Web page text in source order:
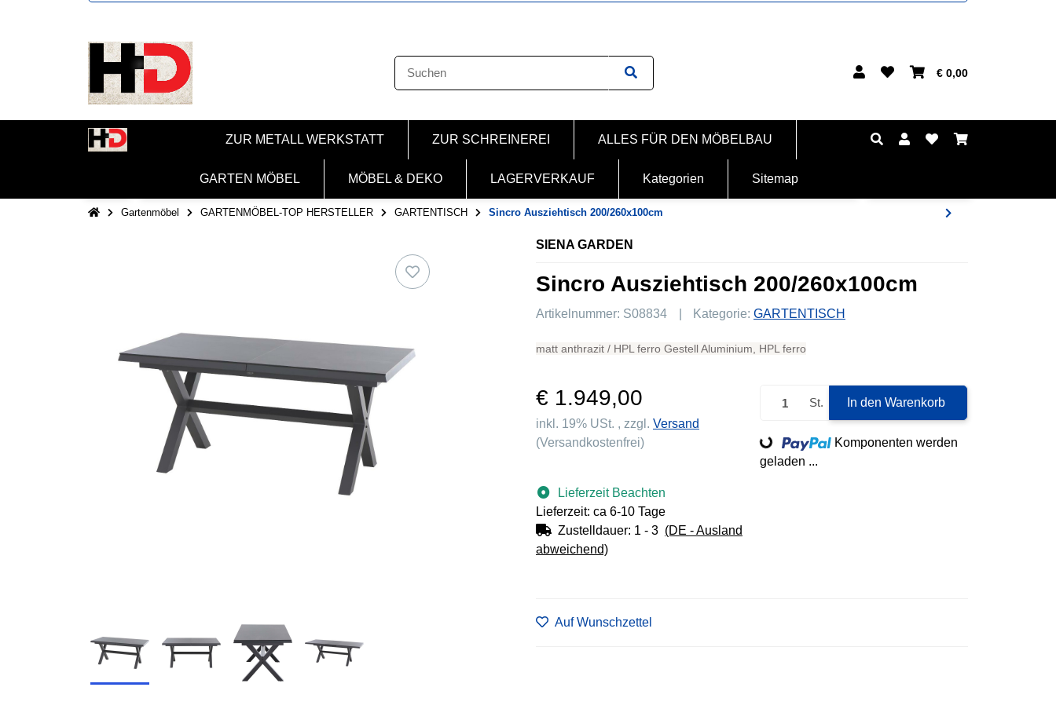
€ 0,00
ZUR METALL WERKSTATT ZUR SCHREINEREI ALLES FÜR DEN MÖBELBAU
GARTEN MÖBEL MÖBEL & DEKO LAGERVERKAUF Kategorien Sitemap
Gartenmöbel GARTENMÖBEL-TOP HERSTELLER GARTENTISCH Sincro Ausziehtisch 200/260x100cm
SIENA GARDEN
Sincro Ausziehtisch 200/260x100cm
Artikelnummer: S08834 Kategorie: GARTENTISCH
matt anthrazit / HPL ferro Gestell Aluminium, HPL ferro
€ 1.949,00
inkl. 19% USt. , zzgl. Versand
(Versandkostenfrei)
Lieferzeit Beachten
Lieferzeit: ca 6-10 Tage
Zustelldauer: 1 - 3 (DE - Ausland
abweichend)
St. In den Warenkorb
Loading...
Komponenten werden
geladen ...
Auf Wunschzettel